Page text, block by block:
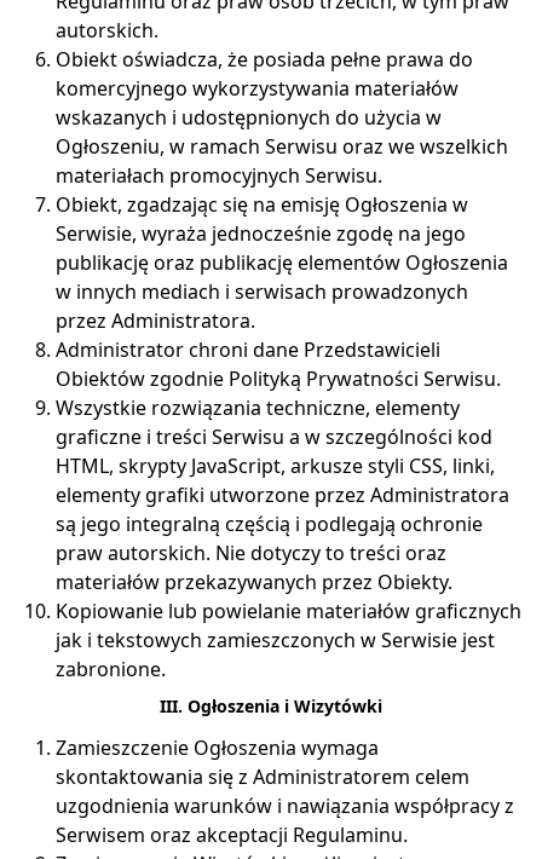
autorskich.
Obiekt oświadcza, że posiada pełne prawa do
komercyjnego wykorzystywania materiałów
wskazanych i udostępnionych do użycia w
Ogłoszeniu, w ramach Serwisu oraz we wszelkich
materiałach promocyjnych Serwisu.
Obiekt, zgadzając się na emisję Ogłoszenia w
Serwisie, wyraża jednocześnie zgodę na jego
publikację oraz publikację elementów Ogłoszenia
w innych mediach i serwisach prowadzonych
przez Administratora.
Administrator chroni dane Przedstawicieli
Obiektów zgodnie Polityką Prywatności Serwisu.
Wszystkie rozwiązania techniczne, elementy
graficzne i treści Serwisu a w szczególności kod
HTML, skrypty JavaScript, arkusze styli CSS, linki,
elementy grafiki utworzone przez Administratora
są jego integralną częścią i podlegają ochronie
praw autorskich. Nie dotyczy to treści oraz
materiałów przekazywanych przez Obiekty.
Kopiowanie lub powielanie materiałów graficznych
jak i tekstowych zamieszczonych w Serwisie jest
zabronione.
III. Ogłoszenia i Wizytówki
Zamieszczenie Ogłoszenia wymaga
skontaktowania się z Administratorem celem
uzgodnienia warunków i nawiązania współpracy z
Serwisem oraz akceptacji Regulaminu.